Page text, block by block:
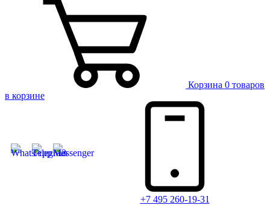
Корзина 0 товаров
в корзине
+7 495 260-19-31